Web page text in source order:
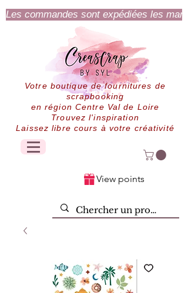
Les commandes sont expédiées les
Votre boutique de fournitures de
scrapbooking
en région Centre Val de Loire
Trouvez l'inspiration
Laissez libre cours à votre créativité
View points